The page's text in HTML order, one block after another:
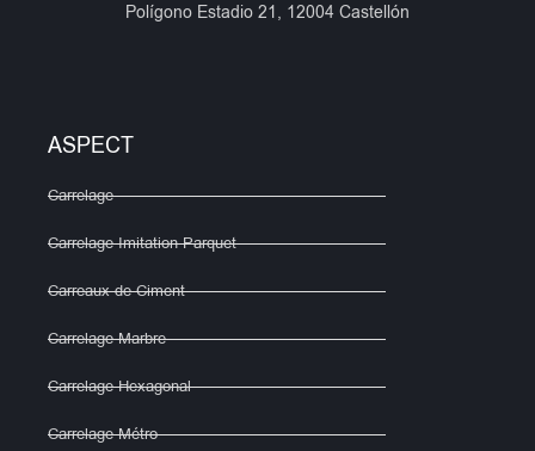
Polígono Estadio 21, 12004 Castellón
ASPECT
Carrelage
Carrelage Imitation Parquet
Carreaux de Ciment
Carrelage Marbre
Carrelage Hexagonal
Carrelage Métro